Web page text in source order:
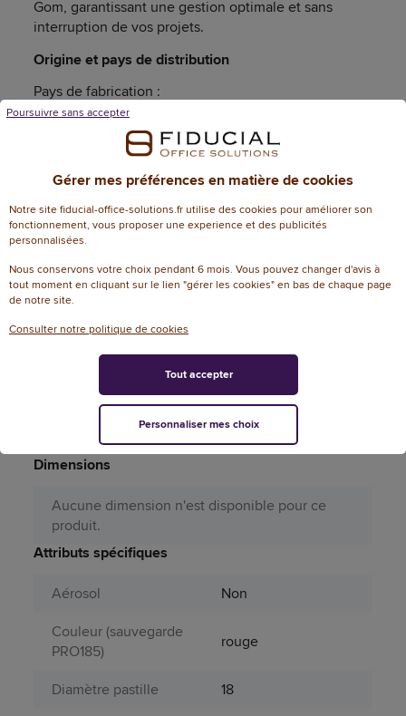
Gom, garantissant une gestion optimale et sans
interruption de vos projets.
Origine et pays de distribution
Pays de fabrication :
Distribution : France / Belgique / Luxembourg
Garanties
Article garanti 24 an(s)
Caractéristiques techniques
Informations génériques
134784
Référence fabricant
RECH-
60R20/ROUGE
Dimensions
Aucune dimension n'est disponible pour ce
produit.
Attributs spécifiques
Aérosol
Non
Couleur (sauvegarde
PRO185)
rouge
Diamètre pastille
18
Gérer mes préférences en matière de cookies
Notre site fiducial-office-solutions.fr utilise des cookies pour améliorer son
fonctionnement, vous proposer une experience et des publicités
personnalisées.
Nous conservons votre choix pendant 6 mois. Vous pouvez changer d'avis à
tout moment en cliquant sur le lien "gérer les cookies" en bas de chaque page
de notre site.
Consulter notre politique de cookies
Poursuivre sans accepter
Personnaliser mes choix
Tout accepter